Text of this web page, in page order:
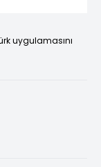
uygulamasını